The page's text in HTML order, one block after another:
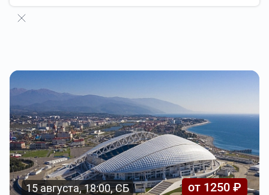
15 августа, 18:00, СБ от 1250 ₽